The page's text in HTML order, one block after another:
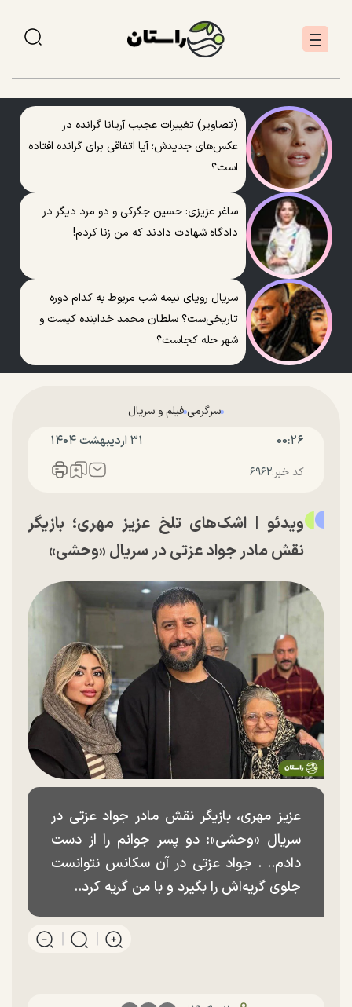
(تصاویر) تغییرات عجیب آریانا گرانده در
عکس‌های جدیدش؛ آیا اتفاقی برای گرانده افتاده
است؟
ساغر عزیزی: حسین جگرکی و دو مرد دیگر در
دادگاه شهادت دادند که من زنا کردم!
سریال رویای نیمه شب مربوط به کدام دوره
تاریخی‌ست؟ سلطان محمد خدابنده کیست و
شهر حله کجاست؟
سرگرمی فیلم و سریال
۰۰:۲۶ ۳۱ ارديبهشت ۱۴۰۴
کد خبر:۶۹۶۲
ویدئو | اشک‌های تلخ عزیز مهری؛ بازیگر
نقش مادر جواد عزتی در سریال «وحشی»
عزیز مهری، بازیگر نقش مادر جواد عزتی در
سریال «وحشی»:‌ دو پسر جوانم را از دست
دادم.. . جواد عزتی در آن سکانس نتوانست
جلوی گریه‌اش را بگیرد و با من گریه کرد..